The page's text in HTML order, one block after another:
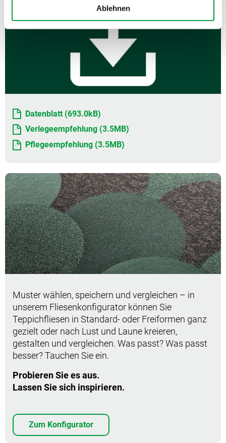
Ablehnen
Datenblatt (693.0kB)
Verlegeempfehlung (3.5MB)
Pflegeempfehlung (3.5MB)
Muster wählen, speichern und vergleichen – in
unserem Fliesenkonfigurator können Sie
Teppichfliesen in Standard- oder Freiformen ganz
gezielt oder nach Lust und Laune kreieren,
gestalten und vergleichen. Was passt? Was passt
besser? Tauchen Sie ein.
Probieren Sie es aus.
Lassen Sie sich inspirieren.
Zum Konfigurator